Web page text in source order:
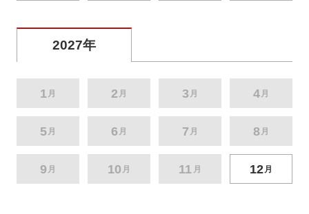
2027年
1 月 2 月 3 月 4 月
5 月 6 月 7 月 8 月
9 月 10 月 11 月 12 月